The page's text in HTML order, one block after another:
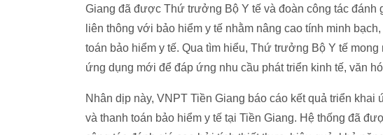
Giang đã được Thứ trưởng Bộ Y tế và đoàn công tác đánh
liên thông với bảo hiểm y tế nhằm nâng cao tính minh
toán bảo hiểm y tế. Qua tìm hiểu, Thứ trưởng Bộ Y tế
ứng dụng mới để đáp ứng nhu cầu phát triển kinh tế, văn
Nhân dịp này, VNPT Tiền Giang báo cáo kết quả triển
và thanh toán bảo hiểm y tế tại Tiền Giang. Hệ thống đã